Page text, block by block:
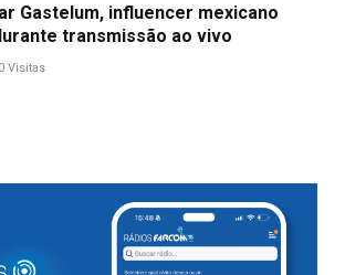
Gastelum, influencer mexicano
transmissão ao vivo
0 Visitas